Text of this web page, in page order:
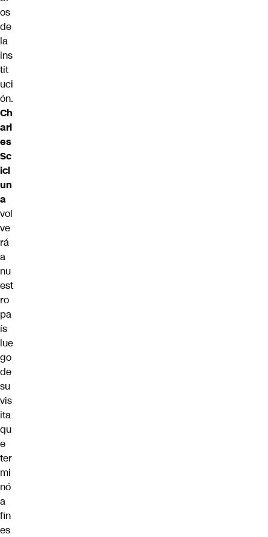
os
de
la
ins
tit
uci
ón.
Ch
arl
es
Sc
icl
un
a
vol
ve
rá
a
nu
est
ro
pa
ís
lue
go
de
su
vis
ita
qu
e
ter
mi
nó
a
fin
es